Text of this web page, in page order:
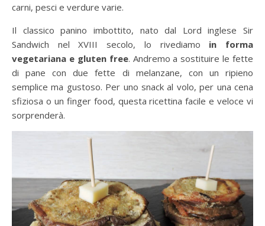
carni, pesci e verdure varie.
Il classico panino imbottito, nato dal Lord inglese Sir
Sandwich nel XVIII secolo, lo rivediamo in forma
vegetariana e gluten free. Andremo a sostituire le fette
di pane con due fette di melanzane, con un ripieno
semplice ma gustoso. Per uno snack al volo, per una cena
sfiziosa o un finger food, questa ricettina facile e veloce vi
sorprenderà.